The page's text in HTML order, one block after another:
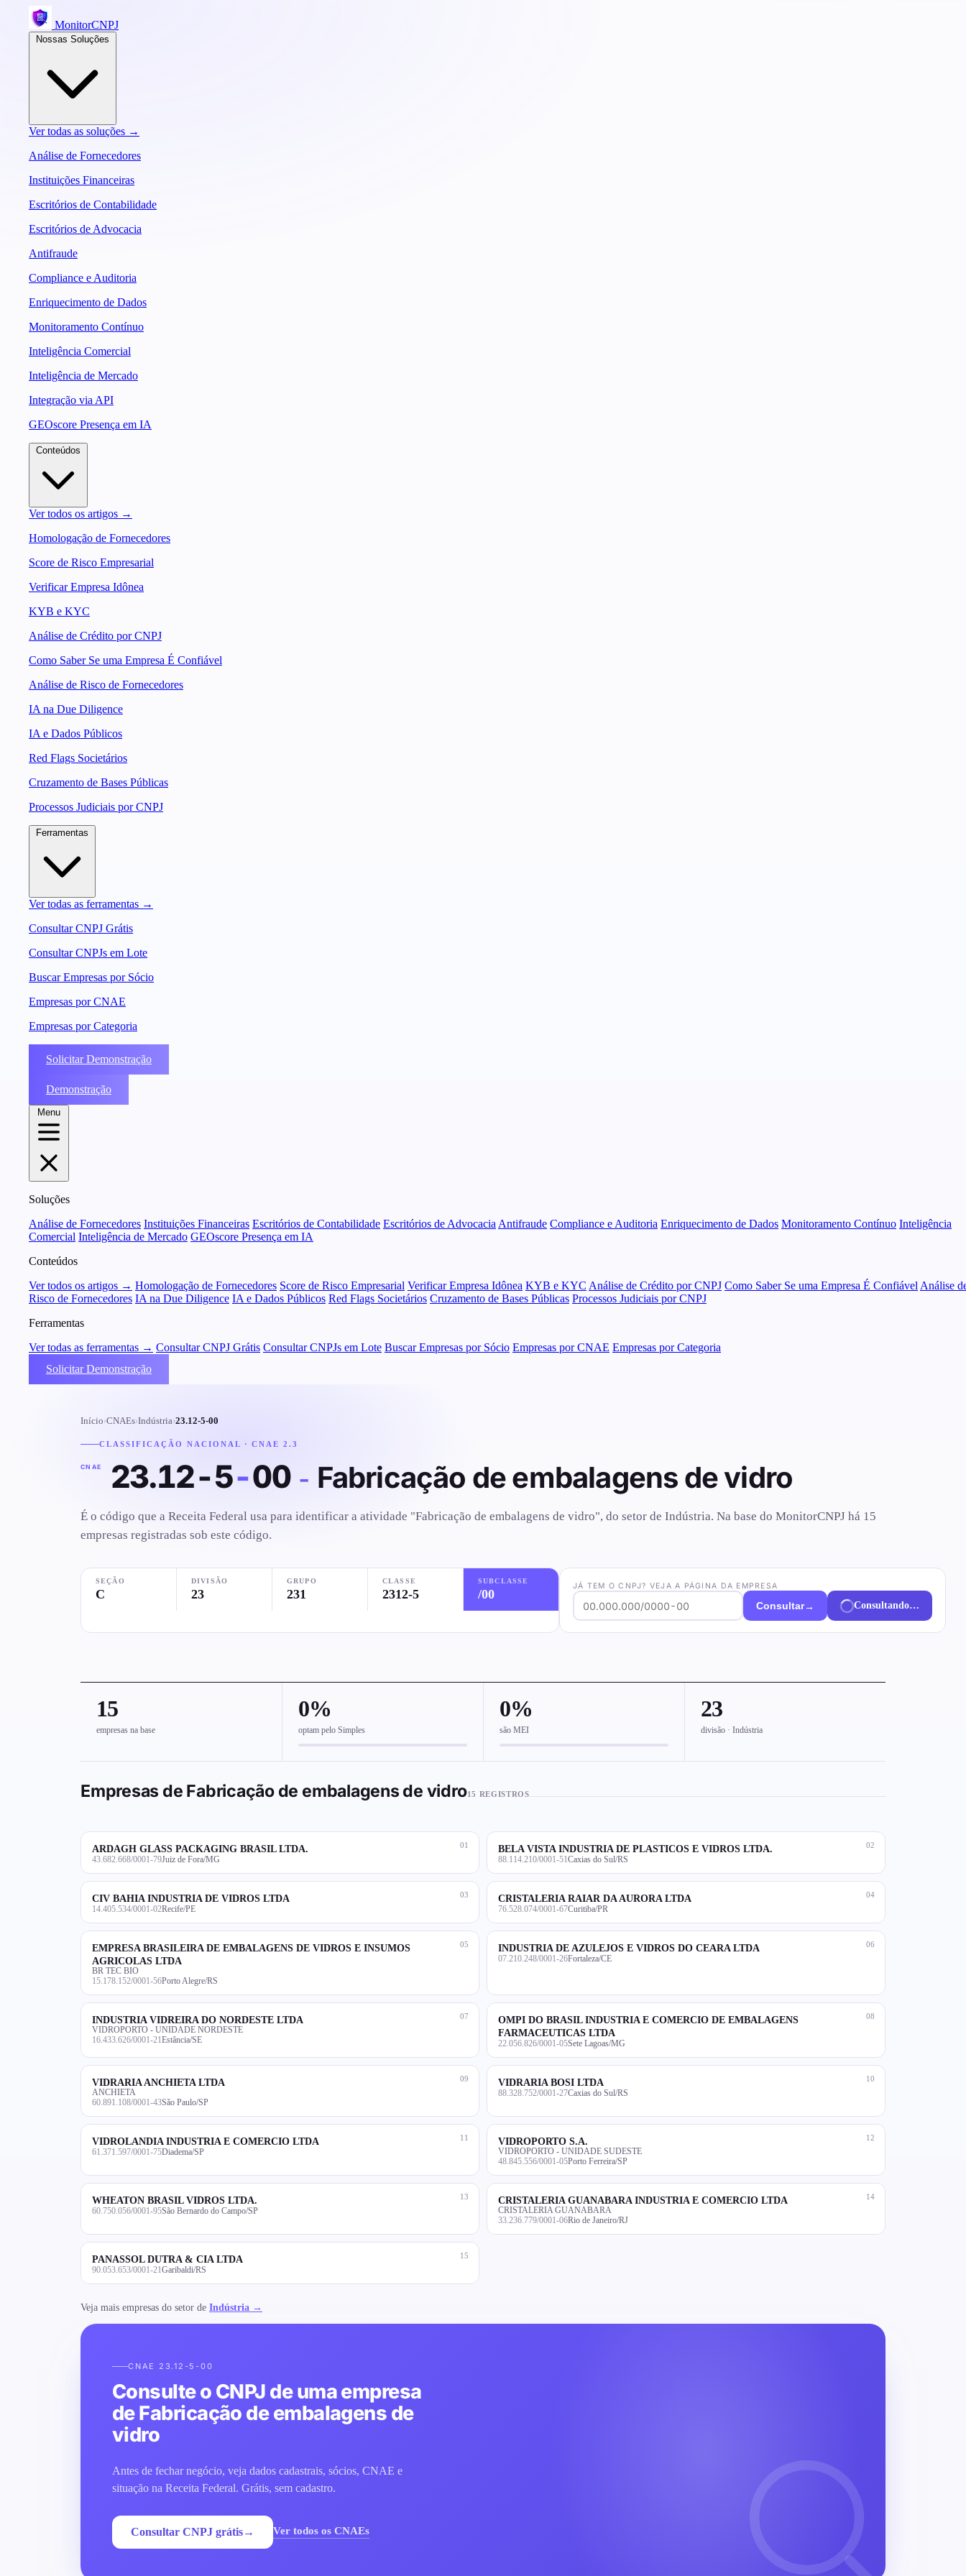
MonitorCNPJ
Ver todas as soluções →
Análise de Fornecedores
Instituições Financeiras
Escritórios de Contabilidade
Escritórios de Advocacia
Antifraude
Compliance e Auditoria
Enriquecimento de Dados
Monitoramento Contínuo
Inteligência Comercial
Inteligência de Mercado
Integração via API
GEOscore Presença em IA
Ver todos os artigos →
Homologação de Fornecedores
Score de Risco Empresarial
Verificar Empresa Idônea
KYB e KYC
Análise de Crédito por CNPJ
Como Saber Se uma Empresa É Confiável
Análise de Risco de Fornecedores
IA na Due Diligence
IA e Dados Públicos
Red Flags Societários
Cruzamento de Bases Públicas
Processos Judiciais por CNPJ
Ver todas as ferramentas →
Consultar CNPJ Grátis
Consultar CNPJs em Lote
Buscar Empresas por Sócio
Empresas por CNAE
Empresas por Categoria
Solicitar Demonstração
Demonstração
Menu
Soluções
Análise de Fornecedores Instituições Financeiras Escritórios de Contabilidade Escritórios de Advocacia Antifraude Compliance e Auditoria Enriquecimento de Dados Monitoramento Contínuo Inteligência
Comercial Inteligência de Mercado GEOscore Presença em IA
Conteúdos
Ver todos os artigos → Homologação de Fornecedores Score de Risco Empresarial Verificar Empresa Idônea KYB e KYC Análise de Crédito por CNPJ Como Saber Se uma Empresa É Confiável Análise
Risco de Fornecedores IA na Due Diligence IA e Dados Públicos Red Flags Societários Cruzamento de Bases Públicas Processos Judiciais por CNPJ
Ferramentas
Ver todas as ferramentas → Consultar CNPJ Grátis Consultar CNPJs em Lote Buscar Empresas por Sócio Empresas por CNAE Empresas por Categoria
Solicitar Demonstração
Início›CNAEs›Indústria›23.12-5-00
CLASSIFICAÇÃO NACIONAL · CNAE 2.3
CNAE 23.12-5-00- Fabricação de embalagens de vidro
É o código que a Receita Federal usa para identificar a atividade "Fabricação de embalagens de vidro", do setor de Indústria. Na base do MonitorCNPJ há 15
empresas registradas sob este código.
SEÇÃO
C
DIVISÃO
23
GRUPO
231
CLASSE
2312-5
SUBCLASSE
/00
JÁ TEM O CNPJ? VEJA A PÁGINA DA EMPRESA
Consultar→ Consultando…
15
empresas na base
0%
optam pelo Simples
0%
são MEI
23
divisão · Indústria
Empresas de Fabricação de embalagens de vidro15 REGISTROS
01
ARDAGH GLASS PACKAGING BRASIL LTDA.
43.682.668/0001-79Juiz de Fora/MG
02
BELA VISTA INDUSTRIA DE PLASTICOS E VIDROS LTDA.
88.114.210/0001-51 Caxias do Sul/RS
03
CIV BAHIA INDUSTRIA DE VIDROS LTDA
14.405.534/0001-02Recife/PE
04
CRISTALERIA RAIAR DA AURORA LTDA
76.528.074/0001-67Curitiba/PR
05
EMPRESA BRASILEIRA DE EMBALAGENS DE VIDROS E INSUMOS
AGRICOLAS LTDA
BR TEC BIO
15.178.152/0001-56Porto Alegre/RS
06
INDUSTRIA DE AZULEJOS E VIDROS DO CEARA LTDA
07.210.248/0001-26Fortaleza/CE
07
INDUSTRIA VIDREIRA DO NORDESTE LTDA
VIDROPORTO - UNIDADE NORDESTE
16.433.626/0001-21 Estância/SE
08
OMPI DO BRASIL INDUSTRIA E COMERCIO DE EMBALAGENS
FARMACEUTICAS LTDA
22.056.826/0001-05Sete Lagoas/MG
09
VIDRARIA ANCHIETA LTDA
ANCHIETA
60.891.108/0001-43São Paulo/SP
10
VIDRARIA BOSI LTDA
88.328.752/0001-27Caxias do Sul/RS
11
VIDROLANDIA INDUSTRIA E COMERCIO LTDA
61.371.597/0001-75Diadema/SP
12
VIDROPORTO S.A.
VIDROPORTO - UNIDADE SUDESTE
48.845.556/0001-05Porto Ferreira/SP
13
WHEATON BRASIL VIDROS LTDA.
60.750.056/0001-95São Bernardo do Campo/SP
14
CRISTALERIA GUANABARA INDUSTRIA E COMERCIO LTDA
CRISTALERIA GUANABARA
33.236.779/0001-06Rio de Janeiro/RJ
15
PANASSOL DUTRA & CIA LTDA
90.053.653/0001-21 Garibaldi/RS
Veja mais empresas do setor de Indústria →
CNAE 23.12-5-00
Consulte o CNPJ de uma empresa
de Fabricação de embalagens de
vidro
Antes de fechar negócio, veja dados cadastrais, sócios, CNAE e
situação na Receita Federal. Grátis, sem cadastro.
Consultar CNPJ grátis→ Ver todos os CNAEs